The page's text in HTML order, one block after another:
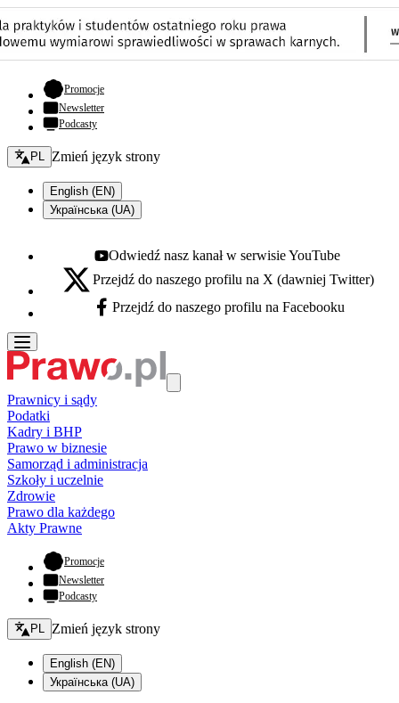
Promocje- otwiera się w nowej karcie
Newsletter
Podcasty
Zmień język - bieżący:
PL Zmień język strony
English (EN)
Українська (UA)
Youtube - otwiera się w nowej karcie
Odwiedź nasz kanał w serwisie YouTube
X - otwiera się w nowej karcie
Przejdź do naszego profilu na X (dawniej Twitter)
Facebook - otwiera się w nowej karcie
Przejdź do naszego profilu na Facebooku
Prawnicy i sądy
Podatki
Kadry i BHP
Prawo w biznesie
Samorząd i administracja
Szkoły i uczelnie
Zdrowie
Prawo dla każdego
Akty Prawne
Promocje- otwiera się w nowej karcie
Newsletter
Podcasty
Zmień język - bieżący:
PL Zmień język strony
English (EN)
Українська (UA)